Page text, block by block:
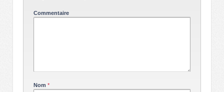
Commentaire
Nom *